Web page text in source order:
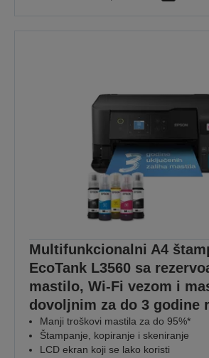
Multifunkcionalni A4
EcoTank L3560 sa
mastilo, Wi-Fi vezom i
dovoljnim za do 3 godine
Manji troškovi mastila za do 95%*
Štampanje, kopiranje i skeniranje
LCD ekran koji se lako koristi